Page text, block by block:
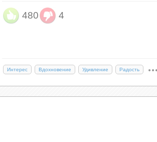
Поэтому нам всегда недостаточно
имеем. Повышение зарплаты
время, но потом мы хотим
проблемами, и мы начинаем искать
эмоций, хотя совсем недавно нас
устраивало.
480 4
Интерес Вдохновение Удивление Радость